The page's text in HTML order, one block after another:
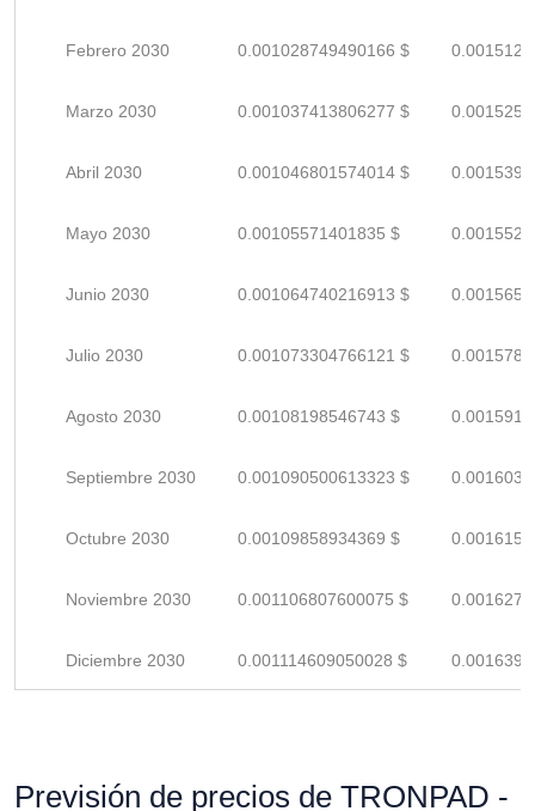
Febrero 2030 0.001028749490166 $
Marzo 2030 0.001037413806277 $
Abril 2030 0.001046801574014 $
Mayo 2030 0.00105571401835 $
Junio 2030 0.001064740216913 $
Julio 2030 0.001073304766121 $
Agosto 2030 0.00108198546743 $
Septiembre 2030 0.001090500613323 $
Octubre 2030 0.00109858934369 $
Noviembre 2030 0.001106807600075 $
Diciembre 2030 0.001114609050028 $
Previsión de precios de TRONPAD -